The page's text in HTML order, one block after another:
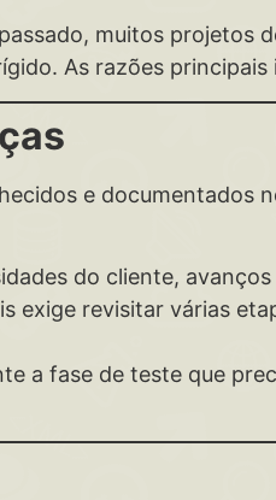
muitos projetos
As razões principais
e documentados
do cliente,
exige revisitar várias
a fase de teste que